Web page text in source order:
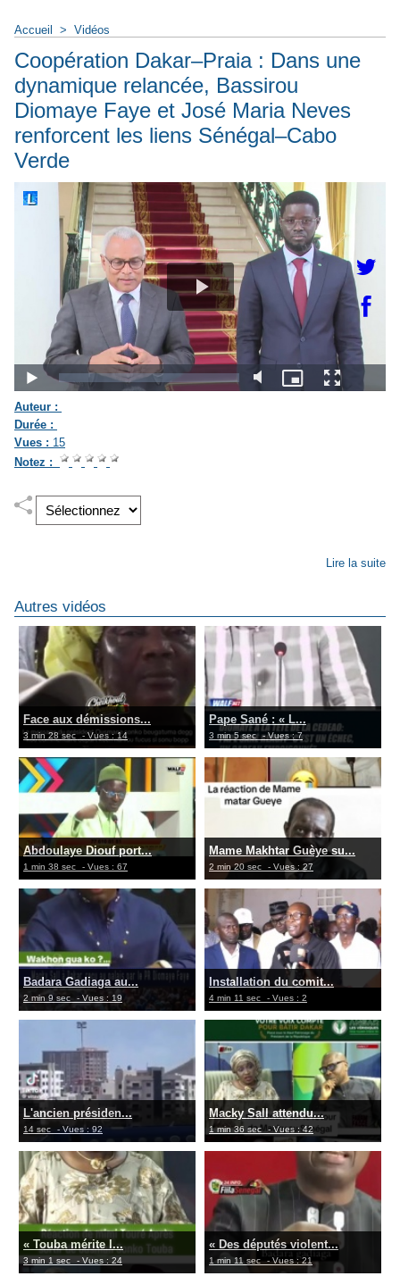
Accueil > Vidéos
Coopération Dakar–Praia : Dans une
dynamique relancée, Bassirou
Diomaye Faye et José Maria Neves
renforcent les liens Sénégal–Cabo
Verde
Auteur :
Durée :
Vues : 15
Notez :
Lire la suite
Autres vidéos
Face aux démissions...
3 min 28 sec - Vues : 14
Pape Sané : « L...
3 min 5 sec - Vues : 7
Abdoulaye Diouf port...
1 min 38 sec - Vues : 67
Mame Makhtar Guèye su...
2 min 20 sec - Vues : 27
Badara Gadiaga au...
2 min 9 sec - Vues : 19
Installation du comit...
4 min 11 sec - Vues : 2
L'ancien présiden...
14 sec - Vues : 92
Macky Sall attendu...
1 min 36 sec - Vues : 42
« Touba mérite l...
3 min 1 sec - Vues : 24
« Des députés violent...
1 min 11 sec - Vues : 21